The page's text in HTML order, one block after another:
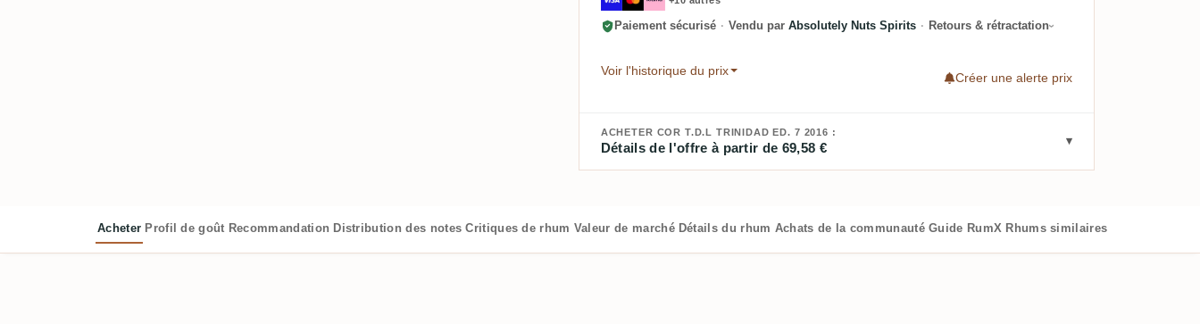
Paiement sécurisé · Vendu par Absolutely Nuts Spirits · Retours & rétractation
Voir l'historique du prix
Créer une alerte prix
ACHETER COR T.D.L TRINIDAD ED. 7 2016 :
Détails de l'offre à partir de 69,58 €
Acheter Profil de goût Recommandation Distribution des notes Critiques de rhum Valeur de marché Détails du rhum Achats de la communauté Guide RumX Rhums similaires